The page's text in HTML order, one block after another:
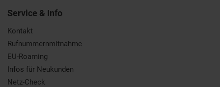
Service & Info
Kontakt
Rufnummernmitnahme
EU-Roaming
Infos für Neukunden
Netz-Check